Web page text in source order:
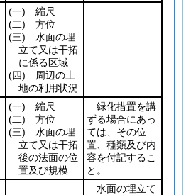
(一) 縮尺
(二) 方位
(三) 水面の埋
立て又は干拓
に係る区域
(四) 周辺の土
地の利用状況
(一) 縮尺
(二) 方位
(三) 水面の埋
立て又は干拓
後の法面の位
置及び規模
緑化措置を講
ずる場合にあっ
ては、その位
置、種類及び内
容を付記するこ
と。
水面の埋立て